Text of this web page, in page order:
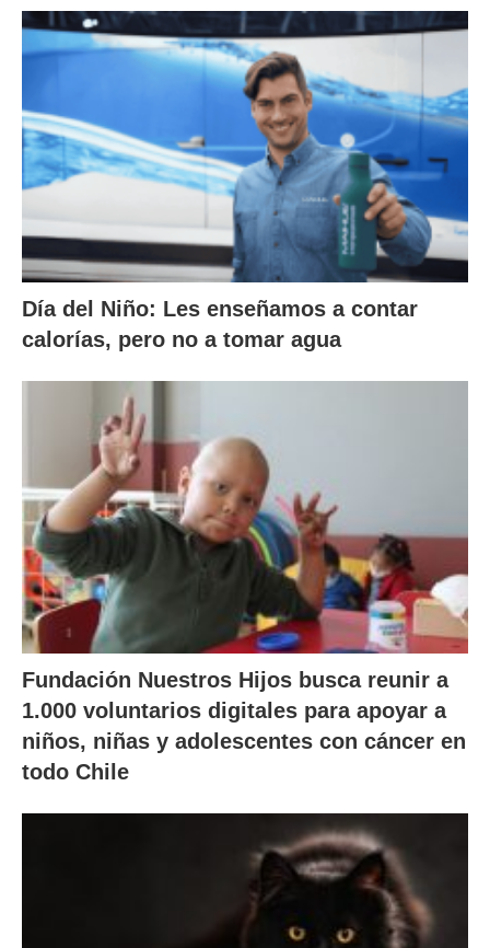
Día del Niño: Les enseñamos a contar
calorías, pero no a tomar agua
Fundación Nuestros Hijos busca reunir a
1.000 voluntarios digitales para apoyar a
niños, niñas y adolescentes con cáncer en
todo Chile